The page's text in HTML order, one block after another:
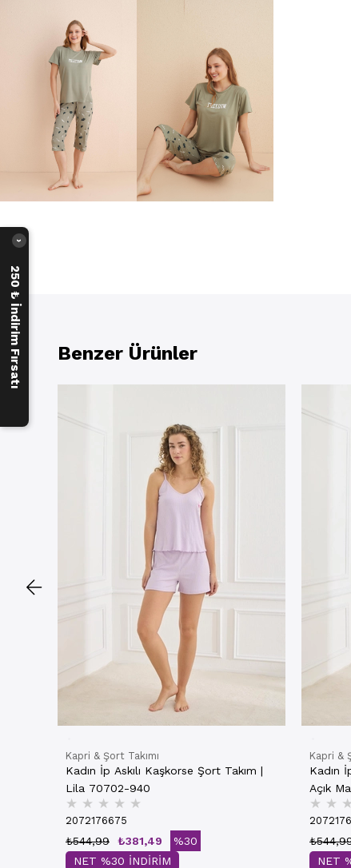
Benzer Ürünler
Kapri & Şort Takımı
Kadın İp Askılı Kaşkorse Şort Takım |
Lila 70702-940
★ ★ ★ ★ ★
2072176675
₺381,49
₺544,99
%30
NET %30 İNDİRİM
Kapri &
Kadın
Açık
★ ★ ★
NET
250 ₺ İndirim Fırsatı
›